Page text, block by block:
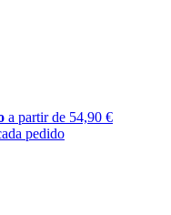
a partir de 54,90 €
pedido